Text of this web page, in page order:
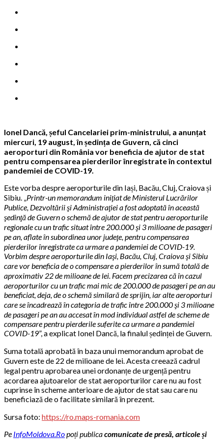
Ionel Dancă, șeful Cancelariei prim-ministrului, a anunțat
miercuri, 19 august, în ședința de Guvern, că cinci
aeroporturi din România vor beneficia de ajutor de stat
pentru compensarea pierderilor înregistrate în contextul
pandemiei de COVID-19.
Este vorba despre aeroporturile din Iași, Bacău, Cluj, Craiova și
Sibiu. „Printr-un memorandum iniţiat de Ministerul Lucrărilor
Publice, Dezvoltării şi Administraţiei a fost adoptată în această
şedinţă de Guvern o schemă de ajutor de stat pentru aeroporturile
regionale cu un trafic situat între 200.000 şi 3 milioane de pasageri
pe an, aflate în subordinea unor judeţe, pentru compensarea
pierderilor înregistrate ca urmare a pandemiei de COVID-19.
Vorbim despre aeroporturile din Iaşi, Bacău, Cluj, Craiova şi Sibiu
care vor beneficia de o compensare a pierderilor în sumă totală de
aproximativ 22 de milioane de lei. Facem precizarea că în cazul
aeroporturilor cu un trafic mai mic de 200.000 de pasageri pe an au
beneficiat, deja, de o schemă similară de sprijin, iar alte aeroporturi
care se încadrează în categoria de trafic între 200.000 şi 3 milioane
de pasageri pe an au accesat în mod individual astfel de scheme de
compensare pentru pierderile suferite ca urmare a pandemiei
COVID-19”, a explicat Ionel Dancă, la finalul ședinței de Guvern.
Suma totală aprobată în baza unui memorandum aprobat de
Guvern este de 22 de milioane de lei. Acesta creează cadrul
legal pentru aprobarea unei ordonanțe de urgență pentru
acordarea ajutoarelor de stat aeroporturilor care nu au fost
cuprinse în scheme anterioare de ajutor de stat sau care nu
beneficiază de o facilitate similară în prezent.
Sursa foto: https://ro.maps-romania.com
Pe InfoMoldova.Ropoți publicacomunicate de presă, articole și